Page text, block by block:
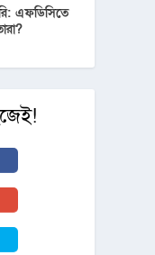
এফডিসিতে